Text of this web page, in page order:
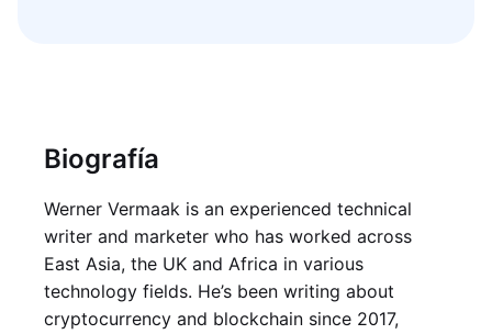
Biografía
Werner Vermaak is an experienced technical
writer and marketer who has worked across
East Asia, the UK and Africa in various
technology fields. He’s been writing about
cryptocurrency and blockchain since 2017,